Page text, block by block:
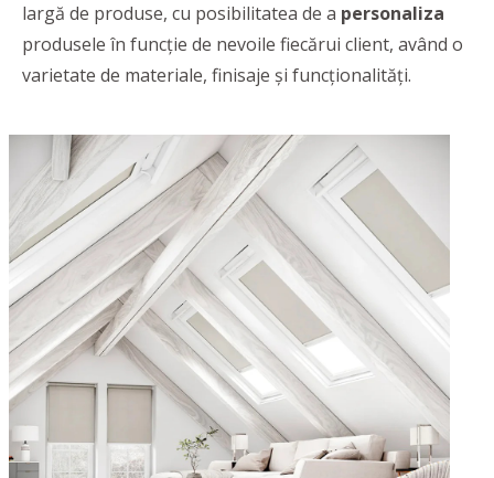
largă de produse, cu posibilitatea de a personaliza
produsele în funcție de nevoile fiecărui client, având o
varietate de materiale, finisaje și funcționalități.